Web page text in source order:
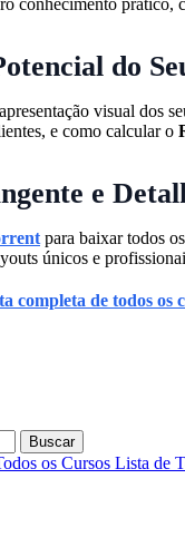
do
visual dos
e como calcular o
e
para baixar todos
únicos e
completa de todos os
Buscar
os Cursos Lista de